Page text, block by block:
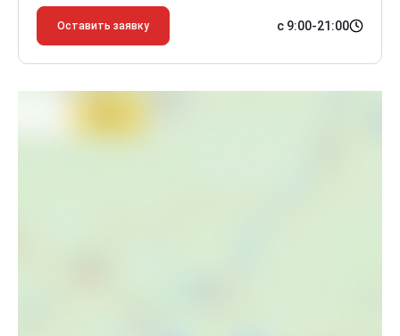
Оставить заявку с 9:00-21:00